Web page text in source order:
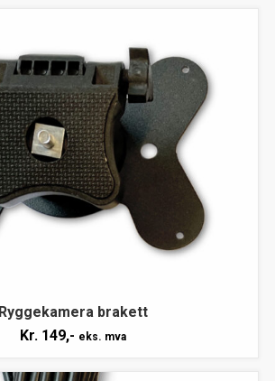
Ryggekamera brakett
Kr. 149,- eks. mva